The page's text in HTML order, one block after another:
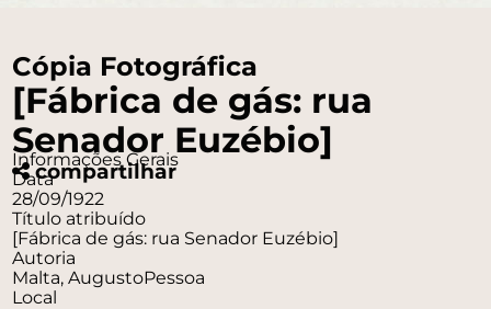
Cópia Fotográfica
[Fábrica de gás: rua
Senador Euzébio]
compartilhar
Informações Gerais
Data
28/09/1922
Título atribuído
[Fábrica de gás: rua Senador Euzébio]
Autoria
Malta, AugustoPessoa
Local